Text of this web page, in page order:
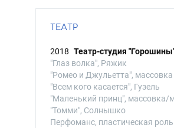
ТЕАТР
2018 Театр-студия
"Глаз волка", Ряжик
"Ромео и Джульетта", массовка
"Всем кого касается", Гузель
"Маленький принц", массовка/
"Томми", Солнышко
Перфоманс, пластическая роль